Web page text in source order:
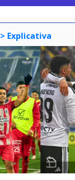
> Explicativa